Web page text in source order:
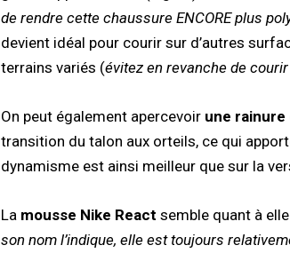
de rendre cette chaussure ENCORE plus
devient idéal pour courir sur d’autres
terrains variés (évitez en revanche de
On peut également apercevoir une rainure
transition du talon aux orteils, ce qui
dynamisme est ainsi meilleur que sur la
Lamousse Nike React semble quant à
son nom l’indique, elle est toujours